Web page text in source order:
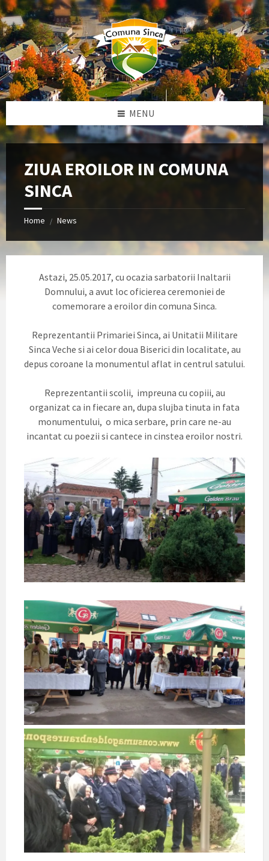
Skip
to
content
Skip
to
left
sidebar
Skip
to
footer
MENU
ZIUA EROILOR IN COMUNA
SINCA
Home / News
Astazi, 25.05.2017, cu ocazia sarbatorii Inaltarii
Domnului, a avut loc oficierea ceremoniei de
comemorare a eroilor din comuna Sinca.
Reprezentantii Primariei Sinca, ai Unitatii Militare
Sinca Veche si ai celor doua Biserici din localitate, au
depus coroane la monumentul aflat in centrul satului.
Reprezentantii scolii, impreuna cu copiii, au
organizat ca in fiecare an, dupa slujba tinuta in fata
monumentului, o mica serbare, prin care ne-au
incantat cu poezii si cantece in cinstea eroilor nostri.